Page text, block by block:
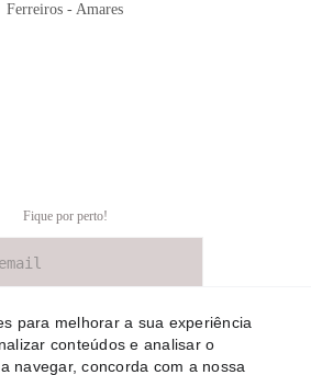
Fique por perto!
Ferreiros - Amares
para melhorar a sua experiência
conteúdos e analisar o
navegar, concorda com a nossa